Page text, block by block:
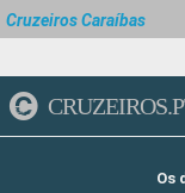
Cruzeiros Caraíbas
Os